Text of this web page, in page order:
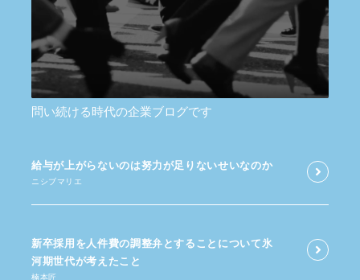
問い続ける時代の企業ブログです
給与が​上がらないのは​努力が​足りないせいなのか
ニシブマリエ
新卒採用を​人件費の​調整弁と​する​ことに​ついて​氷
河期世代が​考えた​こと
楠本匠